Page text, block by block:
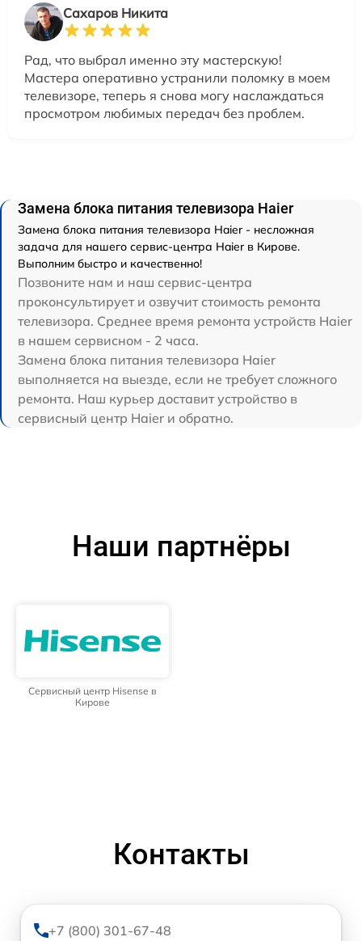
Сахаров Никита
Рад, что выбрал именно эту мастерскую!
Мастера оперативно устранили поломку в моем
телевизоре, теперь я снова могу наслаждаться
просмотром любимых передач без проблем.
Замена блока питания телевизора Haier
Замена блока питания телевизора Haier - несложная
задача для нашего сервис-центра Haier в Кирове.
Выполним быстро и качественно!
Позвоните нам и наш сервис-центра
проконсультирует и озвучит стоимость ремонта
телевизора. Среднее время ремонта устройств Haier
в нашем сервисном - 2 часа.
Замена блока питания телевизора Haier
выполняется на выезде, если не требует сложного
ремонта. Наш курьер доставит устройство в
сервисный центр Haier и обратно.
Наши партнёры
Сервисный центр Hisense в
Кирове
Контакты
+7 (800) 301-67-48